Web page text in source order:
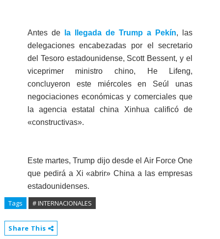
Antes de la llegada de Trump a Pekín, las
delegaciones encabezadas por el secretario
del Tesoro estadounidense, Scott Bessent, y el
viceprimer ministro chino, He Lifeng,
concluyeron este miércoles en Seúl unas
negociaciones económicas y comerciales que
la agencia estatal china Xinhua calificó de
«constructivas».
Este martes, Trump dijo desde el Air Force One
que pedirá a Xi «abrir» China a las empresas
estadounidenses.
Tags # INTERNACIONALES
Share This